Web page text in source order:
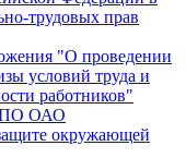
трудовых прав
"О проведении
условий труда и
работников"
ОАО
окружающей